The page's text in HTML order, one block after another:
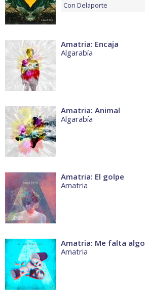
Con Delaporte
Amatria: Encaja
Algarabía
Amatria: Animal
Algarabía
Amatria: El golpe
Amatria
Amatria: Me falta algo
Amatria